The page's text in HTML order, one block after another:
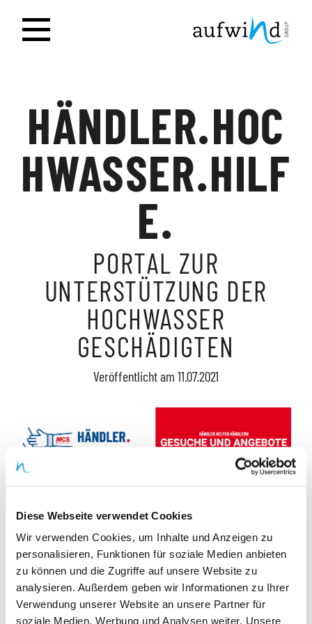
Diese Webseite verwendet Cookies
Wir verwenden Cookies, um Inhalte und Anzeigen zu
personalisieren, Funktionen für soziale Medien anbieten
zu können und die Zugriffe auf unsere Website zu
analysieren. Außerdem geben wir Informationen zu Ihrer
Verwendung unserer Website an unsere Partner für
soziale Medien, Werbung und Analysen weiter. Unsere
HÄNDLER.HOC
HWASSER.HILF
E.
PORTAL ZUR
UNTERSTÜTZUNG DER
HOCHWASSER
GESCHÄDIGTEN
Veröffentlicht am 11.07.2021
Für MCS - Mein Convenience Service haben wir eine
digitale Plattform für Inventar und
Shopausstattungen umgesetzt.
Geschädigte können Suchangebote aufgeben, gleichzeitig
können Spendende Inserate mit Sachspenden eingeben.